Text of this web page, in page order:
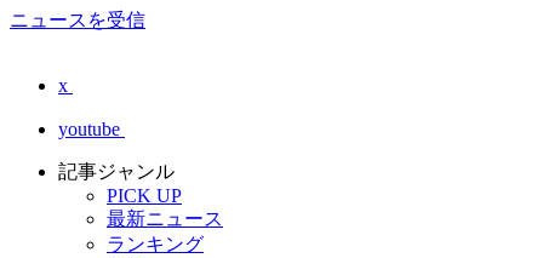
ニュースを受信
x
youtube
記事ジャンル
PICK UP
最新ニュース
ランキング